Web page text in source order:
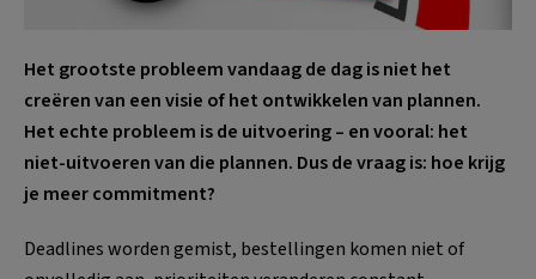
Het grootste probleem vandaag de dag is niet het
creëren van een visie of het ontwikkelen van plannen.
Het echte probleem is de uitvoering – en vooral: het
niet-uitvoeren van die plannen. Dus de vraag is: hoe krijg
je meer commitment?
Deadlines worden gemist, bestellingen komen niet of